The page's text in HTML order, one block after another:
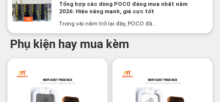
Tổng hợp các dòng POCO đáng mua nhất năm
2026: Hiệu năng mạnh, giá cực tốt
Trong vài năm trở lại đây, POCO đã...
Phụ kiện hay mua kèm